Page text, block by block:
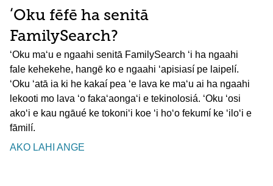
ʻOku fēfē ha senitā
FamilySearch?
ʻOku maʻu e ngaahi senitā FamilySearch ʻi ha ngaahi
fale kehekehe, hangē ko e ngaahi ʻapisiasí pe laipelí.
ʻOku ʻatā ia ki he kakaí pea ʻe lava ke maʻu ai ha ngaahi
lekooti mo lava ʻo fakaʻaongaʻi e tekinolosiá. ʻOku ʻosi
akoʻi e kau ngāué ke tokoniʻi koe ʻi hoʻo fekumí ke ʻiloʻi e
fāmilí.
AKO LAHI ANGE